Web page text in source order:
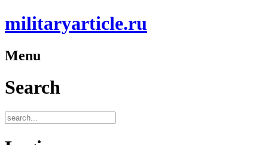
militaryarticle.ru
Menu
Search